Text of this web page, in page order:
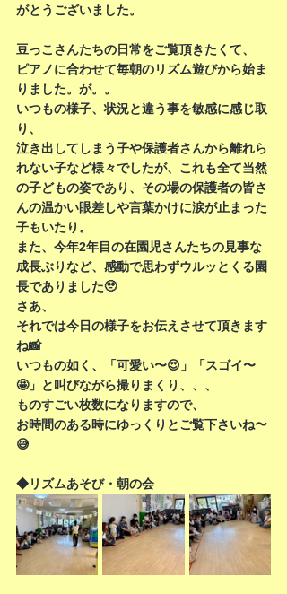
がとうございました。
豆っこさんたちの日常をご覧頂きたくて、
ピアノに合わせて毎朝のリズム遊びから始ま
りました。が。。
いつもの様子、状況と違う事を敏感に感じ取
り、
泣き出してしまう子や保護者さんから離れら
れない子など様々でしたが、これも全て当然
の子どもの姿であり、その場の保護者の皆さ
んの温かい眼差しや言葉かけに涙が止まった
子もいたり。
また、今年2年目の在園児さんたちの見事な
成長ぶりなど、感動で思わずウルッとくる園
長でありました🥹
さあ、
それでは今日の様子をお伝えさせて頂きます
ね📸
いつもの如く、「可愛い〜😍」「スゴイ〜
🤩」と叫びながら撮りまくり、、、
ものすごい枚数になりますので、
お時間のある時にゆっくりとご覧下さいね〜
😅
◆リズムあそび・朝の会